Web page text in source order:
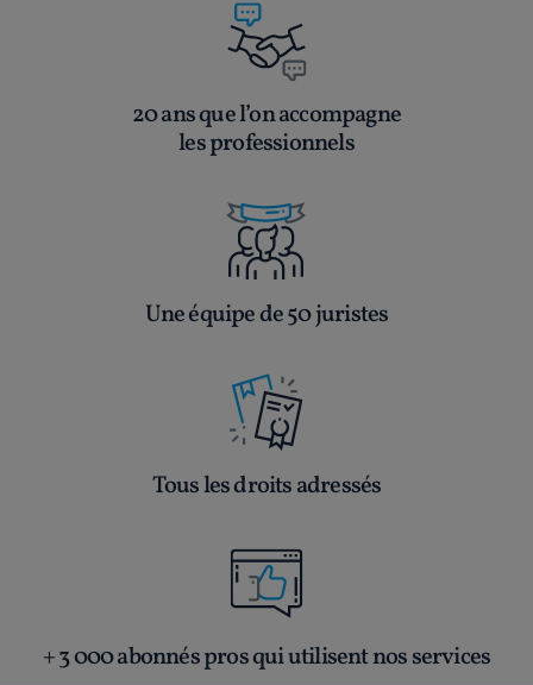
20 ans que l’on accompagne
les professionnels
Une équipe de 50 juristes
Tous les droits adressés
+ 3 000 abonnés pros qui utilisent nos services